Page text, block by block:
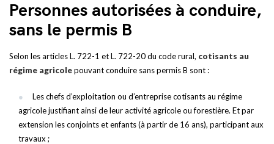
Personnes autorisées à conduire,
sans le permis B
Selon les articles L. 722-1 et L. 722-20 du code rural, cotisants au
régime agricolepouvant conduire sans permis B sont :
Les chefs d’exploitation ou d’entreprise cotisants au régime
agricole justifiant ainsi de leur activité agricole ou forestière. Et par
extension les conjoints et enfants (à partir de 16 ans), participant aux
travaux ;